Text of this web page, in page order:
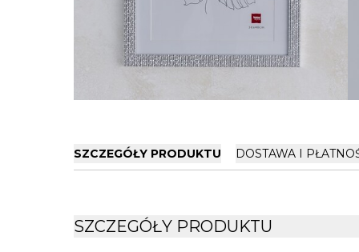
SZCZEGÓŁY PRODUKTU DOSTAWA I
SZCZEGÓŁY PRODUKTU